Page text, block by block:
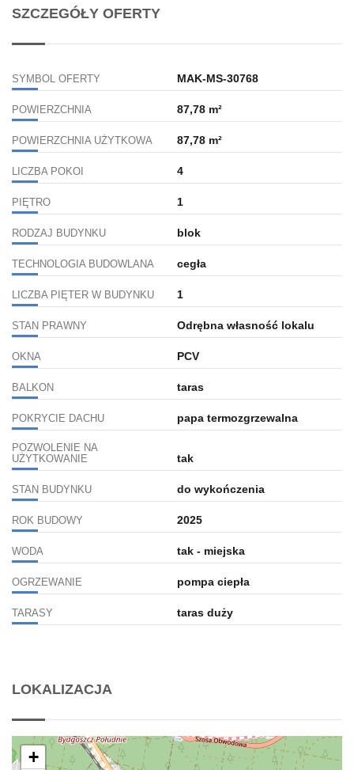
SZCZEGÓŁY OFERTY
SYMBOL OFERTY MAK-MS-30768
POWIERZCHNIA 87,78 m²
POWIERZCHNIA UŻYTKOWA 87,78 m²
LICZBA POKOI 4
PIĘTRO 1
RODZAJ BUDYNKU blok
TECHNOLOGIA BUDOWLANA cegła
LICZBA PIĘTER W BUDYNKU 1
STAN PRAWNY Odrębna własność lokalu
OKNA PCV
BALKON taras
POKRYCIE DACHU papa termozgrzewalna
POZWOLENIE NA
UŻYTKOWANIE
tak
STAN BUDYNKU do wykończenia
ROK BUDOWY 2025
WODA tak - miejska
OGRZEWANIE pompa ciepła
TARASY taras duży
LOKALIZACJA
+